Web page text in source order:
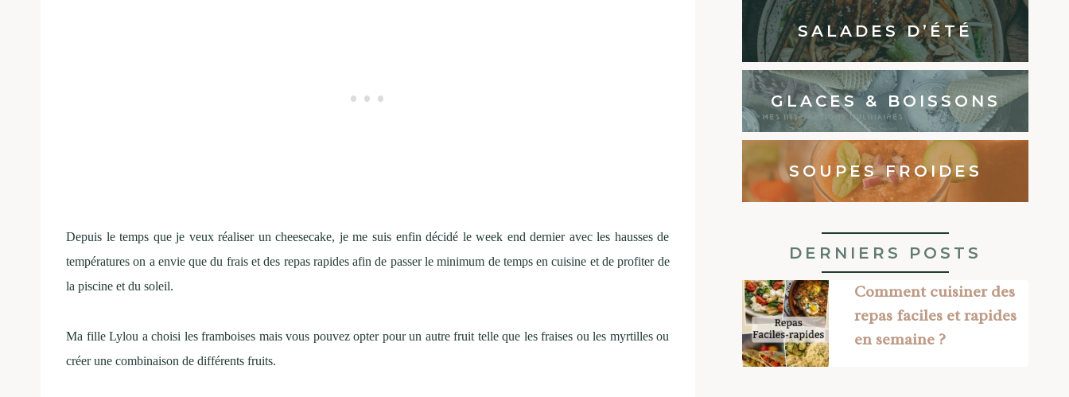
Depuis le temps que je veux réaliser un cheesecake, je me suis enfin décidé le week end dernier avec les hausses de
températures on a envie que du frais et des repas rapides afin de passer le minimum de temps en cuisine et de profiter de
la piscine et du soleil.
Ma fille Lylou a choisi les framboises mais vous pouvez opter pour un autre fruit telle que les fraises ou les myrtilles ou
créer une combinaison de différents fruits.
SALADES D’ÉTÉ
GLACES & BOISSONS
SOUPES FROIDES
DERNIERS POSTS
Comment cuisiner des
repas faciles et rapides
en semaine ?